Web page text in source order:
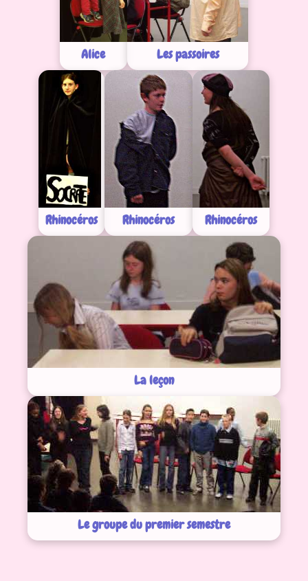
Alice Les passoires
Rhinocéros Rhinocéros Rhinocéros
La leçon
Le groupe du premier semestre